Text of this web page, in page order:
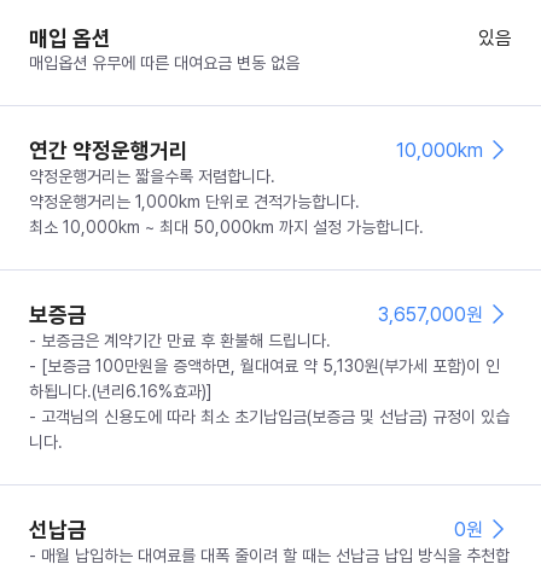
매입 옵션 있음
매입옵션 유무에 따른 대여요금 변동 없음
연간 약정운행거리 10,000km
약정운행거리는 짧을수록 저렴합니다.
약정운행거리는 1,000km 단위로 견적가능합니다.
최소 10,000km ~ 최대 50,000km 까지 설정 가능합니다.
보증금 3,657,000원
- 보증금은 계약기간 만료 후 환불해 드립니다.
- [보증금 100만원을 증액하면, 월대여료 약 5,130원(부가세 포함)이 인
하됩니다.(년리6.16%효과)]
- 고객님의 신용도에 따라 최소 초기납입금(보증금 및 선납금) 규정이 있습
니다.
선납금 0원
- 매월 납입하는 대여료를 대폭 줄이려 할 때는 선납금 납입 방식을 추천합